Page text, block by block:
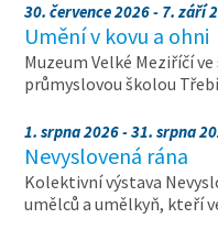
30. července 2026 - 7. září
Umění v kovu a ohni
Muzeum Velké Meziříčí
průmyslovou školou
1. srpna 2026 - 31. srpna
Nevyslovená rána
Kolektivní výstava
umělců a umělkyň, kteří